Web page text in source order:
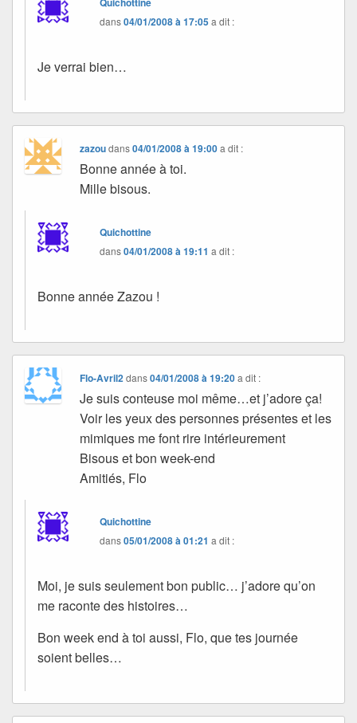
dans04/01/2008 à 17:05a dit :
Je verrai bien…
zazoudans04/01/2008 à 19:00 a dit :
Bonne année à toi.
Mille bisous.
Quichottine
dans04/01/2008 à 19:11 a dit :
Bonne année Zazou !
Flo-Avril2 dans04/01/2008 à 19:20 a dit :
Je suis conteuse moi même…et j’adore ça!
Voir les yeux des personnes présentes et les
mimiques me font rire intérieurement
Bisous et bon week-end
Amitiés, Flo
Quichottine
dans05/01/2008 à 01:21 a dit :
Moi, je suis seulement bon public… j’adore qu’on
me raconte des histoires…
Bon week end à toi aussi, Flo, que tes journée
soient belles…